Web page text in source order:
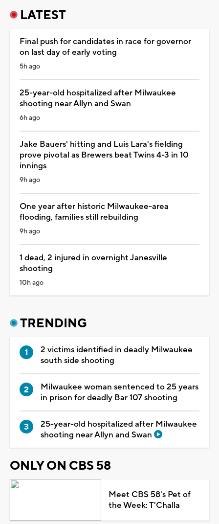
LATEST
Final push for candidates in race for governor
on last day of early voting
5h ago
25-year-old hospitalized after Milwaukee
shooting near Allyn and Swan
6h ago
Jake Bauers' hitting and Luis Lara's fielding
prove pivotal as Brewers beat Twins 4-3 in 10
innings
9h ago
One year after historic Milwaukee-area
flooding, families still rebuilding
9h ago
1 dead, 2 injured in overnight Janesville
shooting
10h ago
TRENDING
2 victims identified in deadly Milwaukee
south side shooting
Milwaukee woman sentenced to 25 years
in prison for deadly Bar 107 shooting
25-year-old hospitalized after Milwaukee
shooting near Allyn and Swan
ONLY ON CBS 58
Meet CBS 58's Pet of
the Week: T'Challa